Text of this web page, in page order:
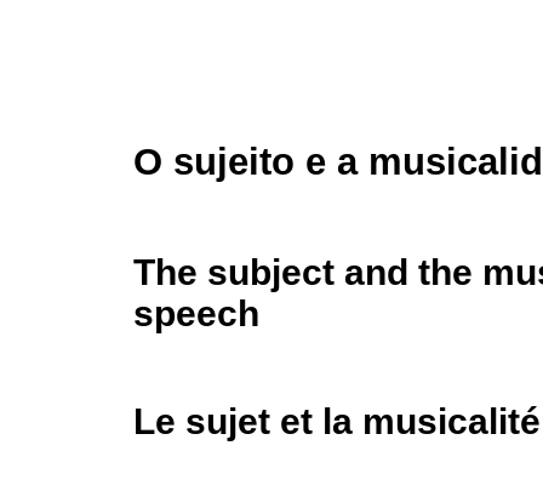
O sujeito e a
The subject and the
speech
Le sujet et la